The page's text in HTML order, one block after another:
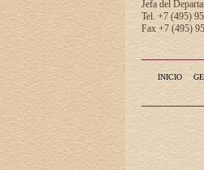
Jefa del
Tel. +7 (495)
Fax +7 (495)
INICIO